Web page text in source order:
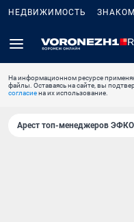
НЕДВИЖИМОСТЬ
На информационном ресурсе
файлы. Оставаясь на сайте, вы
согласиена их использование.
Арест топ-менеджеров